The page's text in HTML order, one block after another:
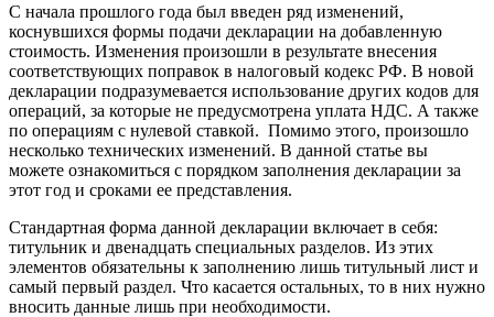
С начала прошлого года был введен ряд изменений,
коснувшихся формы подачи декларации на добавленную
стоимость. Изменения произошли в результате внесения
соответствующих поправок в налоговый кодекс РФ. В новой
декларации подразумевается использование других кодов для
операций, за которые не предусмотрена уплата НДС. А также
по операциям с нулевой ставкой. Помимо этого, произошло
несколько технических изменений. В данной статье вы
можете ознакомиться с порядком заполнения декларации за
этот год и сроками ее представления.
Стандартная форма данной декларации включает в себя:
титульник и двенадцать специальных разделов. Из этих
элементов обязательны к заполнению лишь титульный лист и
самый первый раздел. Что касается остальных, то в них нужно
вносить данные лишь при необходимости.